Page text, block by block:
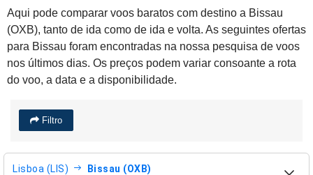
Aqui pode comparar voos baratos com destino a Bissau
(OXB), tanto de ida como de ida e volta. As seguintes ofertas
para Bissau foram encontradas na nossa pesquisa de voos
nos últimos dias. Os preços podem variar consoante a rota
do voo, a data e a disponibilidade.
Filtro
Lisboa (LIS) Bissau (OXB)